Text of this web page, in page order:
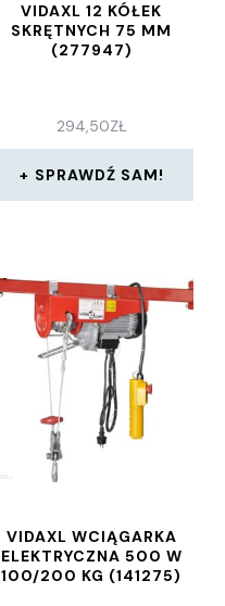
VIDAXL 12 KÓŁEK
SKRĘTNYCH 75 MM
(277947)
294,50ZŁ
SPRAWDŹ SAM!
VIDAXL WCIĄGARKA
ELEKTRYCZNA 500 W
100/200 KG (141275)